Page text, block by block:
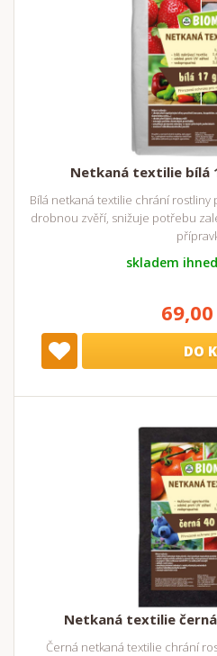
Netkaná textilie bílá
Bílá netkaná textilie chrání
drobnou zvěří, snižuje potřebu
skladem
DO
Netkaná textilie
Černá netkaná textilie chrání